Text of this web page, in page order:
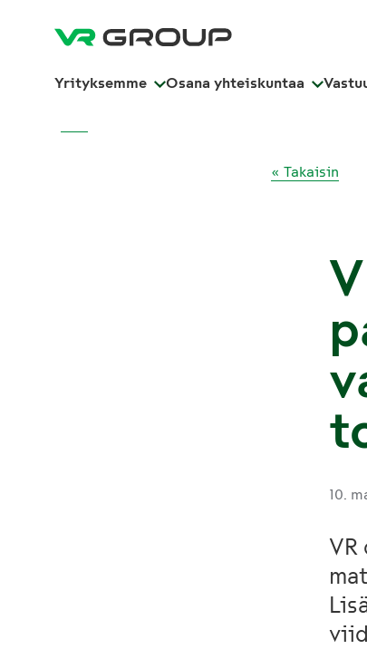
Yrityksemme Osana yhteiskuntaa
« Takaisin
10.